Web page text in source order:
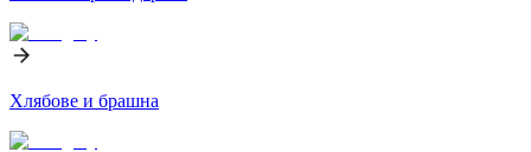
Хлябове и брашна